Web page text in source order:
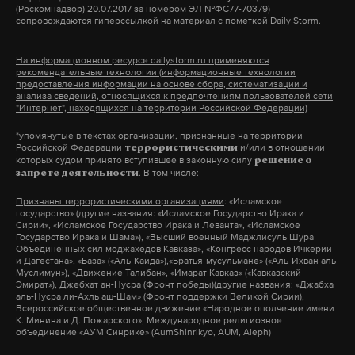
американским лидерством, то они будут
возврате к холодной войне, — в чем-то правы. Хотя
для холодной войны нужны два
консолидированных блока, нужен двухполярный
полагаю, у них ничего и не получается», — отметил
он.
С 1 сентября, когда указ Владимира Путина о
сокращении штата посольства и консульств США
в РФ вступит в силу, в обеих странах останется
одинаковое количество дипломатических
работников: по 455 человек. Ранее палата
представителей Конгресса США поддержала
законопроект, который позволит расширить
операторам связи «ВымпелКом», МТС, «МегаФон»
должны изменить тарифы на услуги связи для
абонентов, находящихся вне домашнего региона.
Подпишитесь на Daily Storm вMAX. Он
работает там, где тормозит интернет.
А еще мы есть вTelegram, ДзениVK
Макс Telegram
Дзен VK
Фото: © GLOBAL LOOK press/Jochen Tack
(Роскомнадзор) 20.07.2017 за номером ЭЛ №ФС77-70379)
сопровождаются гиперссылкой на материал с пометкой Daily Storm.
На информационном ресурсе dailystorm.ru применяются
рекомендательные технологии (информационные технологии
предоставления информации на основе сбора, систематизации и
анализа сведений, относящихся к предпочтениям пользователей сети
"Интернет", находящихся на территории Российской Федерации)
*упомянутые в текстах организации, признанные на территории
Российской Федерации террористическими и/или в отношении
которых судом принято вступившее в законную силу решение о
запрете деятельности. В том числе:
Признаны террористическими организациями: «Исламское
государство» (другие названия: «Исламское Государство Ирака и
Сирии», «Исламское Государство Ирака и Леванта», «Исламское
Государство Ирака и Шама»), «Высший военный Маджлисуль Шура
Объединенных сил моджахедов Кавказа», «Конгресс народов Ичкерии
и Дагестана», «База» («Аль-Каида»),«Братья-мусульмане» («Аль-Ихван аль-
Муслимун»), «Движение Талибан», «Имарат Кавказ» («Кавказский
Эмират»), Джебхат ан-Нусра (Фронт победы)(другие названия: «Джабха
аль-Нусра ли-Ахль аш-Шам» (Фронт поддержки Великой Сирии),
Всероссийское общественное движение «Народное ополчение имени
К. Минина и Д. Пожарского», Международное религиозное
объединение «АУМ Синрике» (AumShinrikyo, AUM, Aleph)